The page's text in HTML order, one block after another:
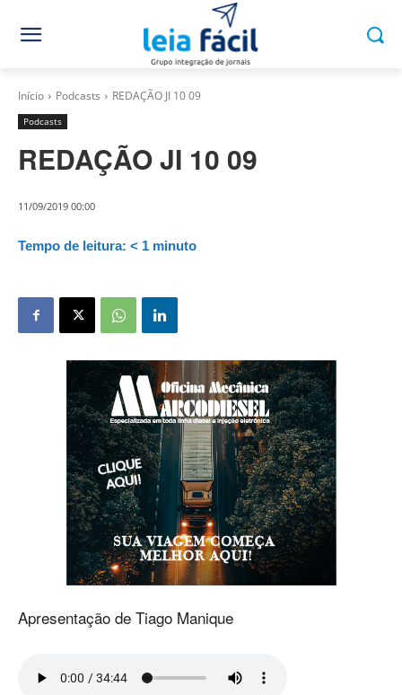
Início Podcasts REDAÇÃO JI 10 09
Podcasts
REDAÇÃO JI 10 09
11/09/2019 00:00
Tempo de leitura: < 1 minuto
Apresentação de Tiago Manique